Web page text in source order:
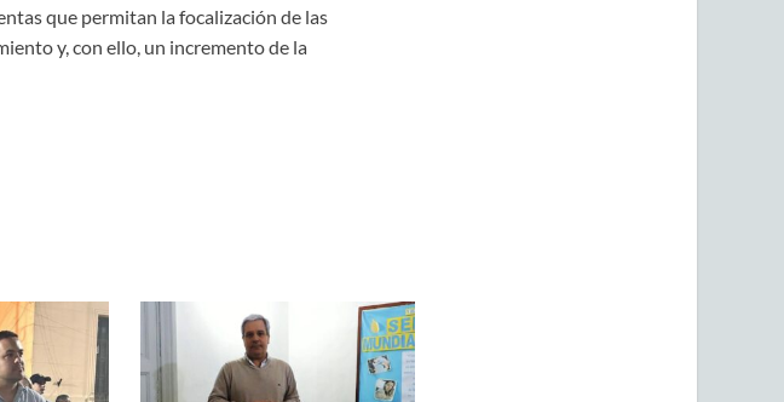
que permitan la focalización de las
y, con ello, un incremento de la